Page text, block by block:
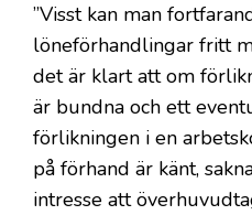
”Visst kan man
löneförhandlingar fritt
det är klart att om
är bundna och ett
förlikningen i en
på förhand är känt,
intresse att